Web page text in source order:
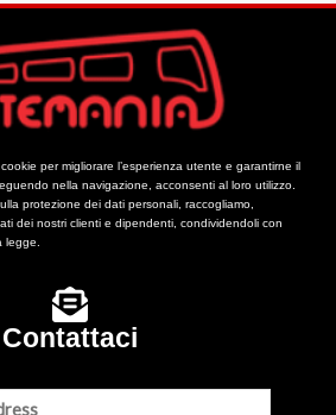
per migliorare l’esperienza utente e garantirne il
nella navigazione, acconsenti al loro utilizzo.
protezione dei dati personali, raccogliamo,
dei nostri clienti e dipendenti, condividendoli con
legge.
Contattaci